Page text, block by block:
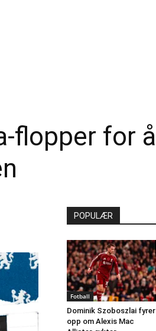
flopper for å
POPULÆR
Fotball
Dominik Szoboszlai fyrer
opp om Alexis Mac